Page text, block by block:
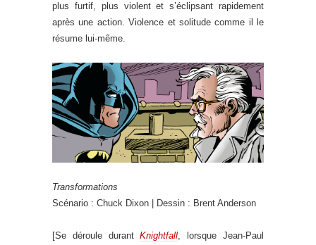
plus furtif, plus violent et s’éclipsant rapidement
après une action. Violence et solitude comme il le
résume lui-même.
Transformations
Scénario : Chuck Dixon | Dessin : Brent Anderson
[Se déroule durantKnightfall , lorsque Jean-Paul